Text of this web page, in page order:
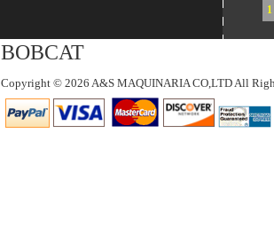
1
BOBCAT
Copyright © 2026 A&S MAQUINARIA CO,LTD All